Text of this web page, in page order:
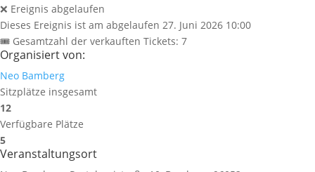
❌ Ereignis abgelaufen
Dieses Ereignis ist am abgelaufen 27. Juni 2026 10:00
🎟 Gesamtzahl der verkauften Tickets: 7
Organisiert von:
Neo Bamberg
Sitzplätze insgesamt
12
Verfügbare Plätze
5
Veranstaltungsort